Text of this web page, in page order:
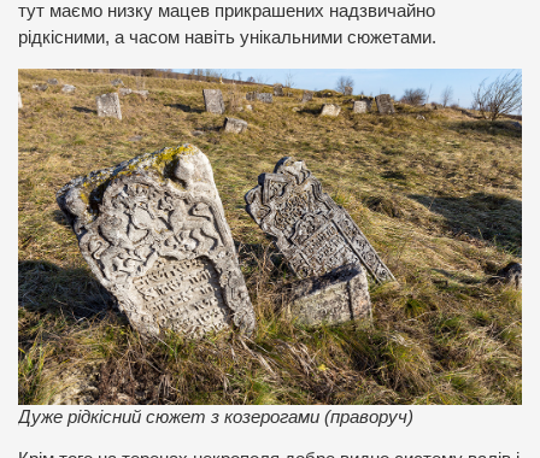
тут маємо низку мацев прикрашених надзвичайно
рідкісними, а часом навіть унікальними сюжетами.
Дуже рідкісний сюжет з козерогами (праворуч)